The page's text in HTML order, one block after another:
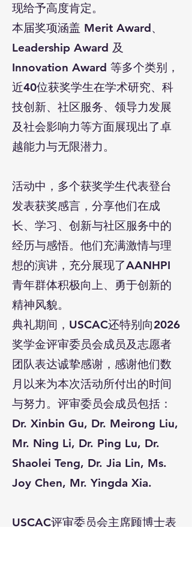
现给予高度肯定。
本届奖项涵盖 Merit Award、
Leadership Award 及
Innovation Award 等多个类别，
近40位获奖学生在学术研究、科
技创新、社区服务、领导力发展
及社会影响力等方面展现出了卓
越能力与无限潜力。
活动中，多个获奖学生代表登台
发表获奖感言，分享他们在成
长、学习、创新与社区服务中的
经历与感悟。他们充满激情与理
想的演讲，充分展现了AANHPI
青年群体积极向上、勇于创新的
精神风貌。
典礼期间，USCAC还特别向2026
奖学金评审委员会成员及志愿者
团队表达诚挚感谢，感谢他们数
月以来为本次活动所付出的时间
与努力。评审委员会成员包括：
Dr. Xinbin Gu, Dr. Meirong Liu,
Mr. Ning Li, Dr. Ping Lu, Dr.
Shaolei Teng, Dr. Jia Lin, Ms.
Joy Chen, Mr. Yingda Xia.
USCAC评审委员会主席顾博士表